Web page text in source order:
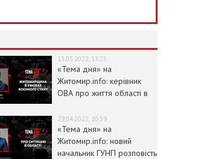
13.05.2022, 13:25
«Тема дня» на
Житомир.info: керівник
ОВА про життя області в
29.04.2022, 10:59
«Тема дня» на
Житомир.info: новий
начальник ГУНП розповість